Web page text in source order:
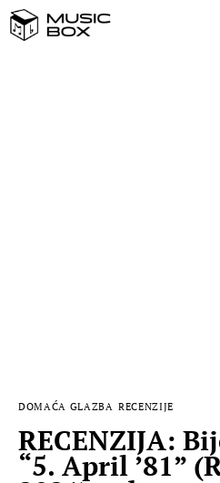
DOMAĆA GLAZBA RECENZIJE
RECENZIJA:
“5. April ’81”